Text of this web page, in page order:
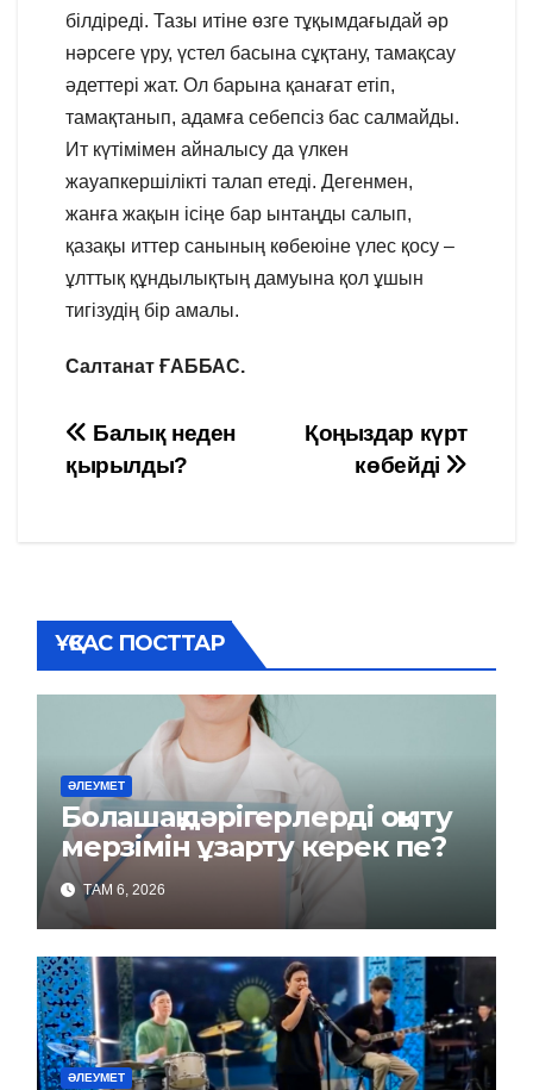
білдіреді. Тазы итіне өзге тұқымдағыдай әр
нәрсеге үру, үстел басына сұқтану, тамақсау
әдеттері жат. Ол барына қанағат етіп,
тамақтанып, адамға себепсіз бас салмайды.
Ит күтімімен айналысу да үлкен
жауапкершілікті талап етеді. Дегенмен,
жанға жақын ісіңе бар ынтаңды салып,
қазақы иттер санының көбеюіне үлес қосу –
ұлттық құндылықтың дамуына қол ұшын
тигізудің бір амалы.
Салтанат ҒАББАС.
Навигация
по
Қоңыздар күрт
көбейді
Балық неден
қырылды?
ҰҚСАС ПОСТТАР
ӘЛЕУМЕТ
Болашақ дәрігерлерді оқыту
мерзімін ұзарту керек пе?
ТАМ 6, 2026
ӘЛЕУМЕТ